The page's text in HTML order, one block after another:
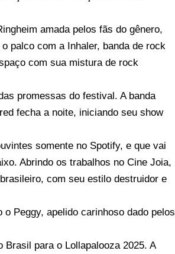
amada pelos fãs do gênero,
palco com a Inhaler, banda de rock
com sua mistura de rock
promessas do festival. A banda
fecha a noite, iniciando seu show
somente no Spotify, e que vai
Abrindo os trabalhos no Cine Joia,
com seu estilo destruidor e
Peggy, apelido carinhoso dado pelos
para o Lollapalooza 2025. A